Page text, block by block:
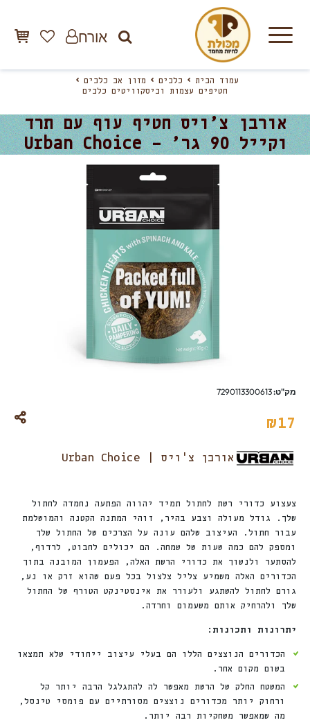
אורח
עמוד הבית כלבים
מזון אב כלבים
חטיפים עצמות וביסקוויטים כלבים
אורבן צ’ויס חטיף עוף עם תרד
וקייל 90 גר’ – Urban Choice
מק"ט:7290113300613
₪17
אורבן צ'ויס | Urban Choice
צעצוע כדורי רשת לחתול תמיד יהווה הפתעה נחמדה לחתול
שלך. גודל מעולה וצבע בהיר, זוהי המתנה הקטנה והמושלמת
עבור חתול. העיצוב שלהם עונה על הצרכים של החתול שלך
ומספק להם כמה שעות של שמחה. הם יכולים לחבוט, לרדוף,
להסתער ולנשוך את כדורי הרשת האלה, הפעמון המובנה בתוך
הכדורים האלה משמיע צליל צלצול בכל פעם שהוא זרק או נע,
גורם לחתול להשתגע ולעורר את אינסטינקט הטורף של החתול
שלך ולהרחיק אותם משעמום וחרדה.
יתרונות ותכונות:
הכדורים הנוצצים הללו הם בעלי עיצוב ייחודי שלא תמצאו
בשום מקום אחר.
המשטח החלק של הרשת מאפשר לה להתגלגל הרבה יותר קל
ורחוק יותר מכדורים נוצצים מסורתיים עם פומסי טינסל,
מה שמאפשר משחקיות רבה יותר.